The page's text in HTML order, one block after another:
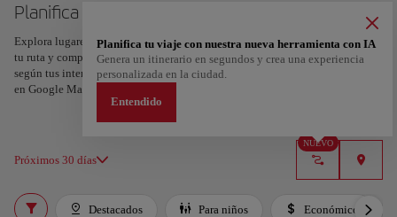
Planifica tu viaje a Nápoles
Explora lugares, experiencias y marca con el corazón tus favoritos para crear
tu ruta y compartirla. ¿Quieres más ideas? Obtén un itinerario personalizado
según tus intereses y la duración de tu viaje: en sólo dos pasos y descargable
en Google Maps.
Próximos 30 días
NUEVO
Planifica tu viaje con nuestra nueva herramienta con IA
Genera un itinerario en segundos y crea una experiencia
personalizada en la ciudad.
Entendido
Destacados Para niños Económico